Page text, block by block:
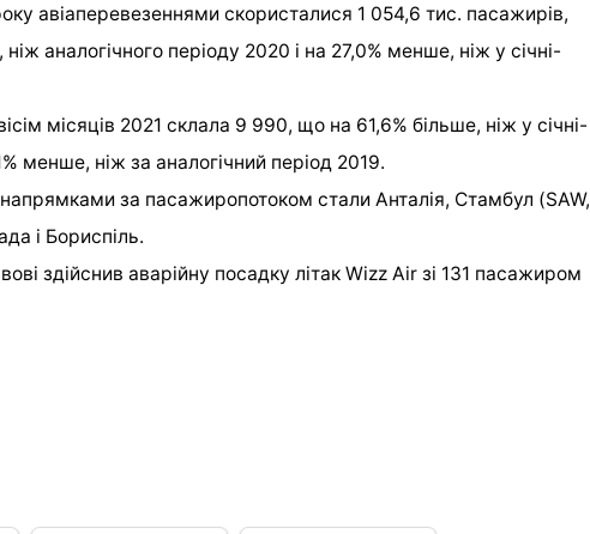
авіаперевезеннями скористалися 1 054,6 тис. пасажирів,
аналогічного періоду 2020 і на 27,0% менше, ніж у січні-
місяців 2021 склала 9 990, що на 61,6% більше, ніж у січні-
менше, ніж за аналогічний період 2019.
за пасажиропотоком стали Анталія, Стамбул (SAW,
і Бориспіль.
здійснив аварійну посадку літак Wizz Air зі 131 пасажиром